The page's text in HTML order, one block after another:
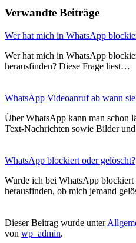
Verwandte Beiträge
Wer hat mich in WhatsApp
Wer hat mich in WhatsApp
herausfinden? Diese Frage liest…
WhatsApp Videoanruf ab wann
Über WhatsApp kann man schon
Text-Nachrichten sowie Bilder
WhatsApp blockiert oder gelöscht?
Wurde ich bei WhatsApp blockiert
herausfinden, ob mich jemand
Dieser Beitrag wurde unter
von wp_admin.